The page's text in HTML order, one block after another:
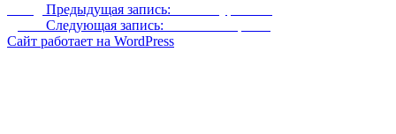
Предыдущая запись:
Следующая запись:
Сайт работает на WordPress